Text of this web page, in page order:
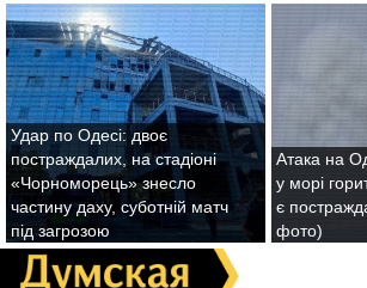
Удар по Одесі: двоє
постраждалих, на стадіоні
«Чорноморець» знесло
частину даху, суботній матч
під загрозою
Атака на
у морі
є
фото)